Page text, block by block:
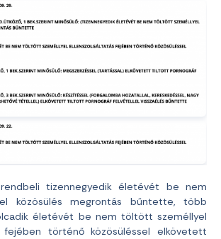
tizennegyedik életévét be nem
közösülés megrontás bűntette, több
életévét be nem töltött személlyel
fejében történő közösüléssel elkövetett